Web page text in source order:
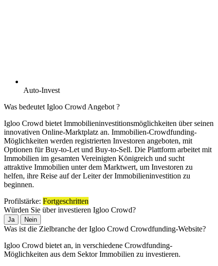
Auto-Invest
Was bedeutet Igloo Crowd Angebot ?
Igloo Crowd bietet Immobilieninvestitionsmöglichkeiten über seinen
innovativen Online-Marktplatz an. Immobilien-Crowdfunding-
Möglichkeiten werden registrierten Investoren angeboten, mit
Optionen für Buy-to-Let und Buy-to-Sell. Die Plattform arbeitet mit
Immobilien im gesamten Vereinigten Königreich und sucht
attraktive Immobilien unter dem Marktwert, um Investoren zu
helfen, ihre Reise auf der Leiter der Immobilieninvestition zu
beginnen.
Profilstärke: Fortgeschritten
Würden Sie über investieren Igloo Crowd?
Ja Nein
Was ist die Zielbranche der Igloo Crowd Crowdfunding-Website?
Igloo Crowd bietet an, in verschiedene Crowdfunding-
Möglichkeiten aus dem SektorImmobilien zu investieren.